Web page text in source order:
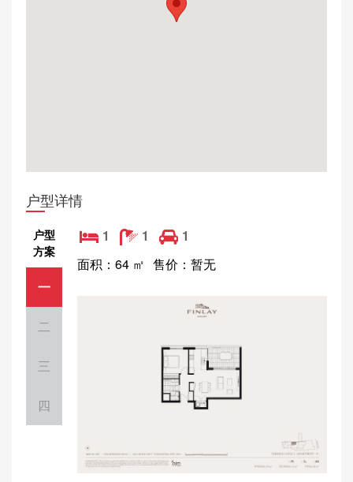
户型详情
户型
方案
一
二
三
四
1 1
1
面积：64 ㎡ 售价：暂无